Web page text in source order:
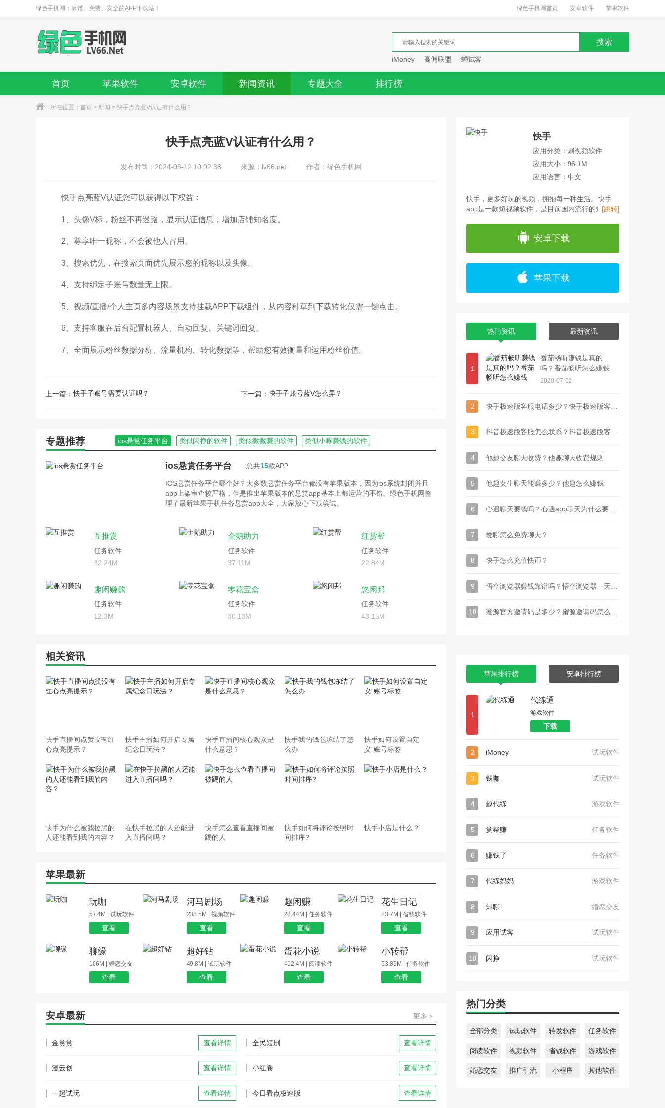
绿色手机网：靠谱、免费、安全的APP下载站！ 绿色手机网首页 安卓软件 苹果软件
iMoney 高佣联盟 蝉试客
首页 苹果软件 安卓软件 新闻资讯 专题大全 排行榜
所在位置： 首页 > 新闻 > 快手点亮蓝V认证有什么用？
快手点亮蓝V认证有什么用？
发布时间：2024-08-12 10:02:38 来源：lv66.net 作者：绿色手机网
快手点亮蓝V认证您可以获得以下权益：
1、头像V标，粉丝不再迷路，显示认证信息，增加店铺知名度。
2、尊享唯一昵称，不会被他人冒用。
3、搜索优先，在搜索页面优先展示您的昵称以及头像。
4、支持绑定子账号数量无上限。
5、视频/直播/个人主页多内容场景支持挂载APP下载组件，从内容种草到下载转化仅需一键点击。
6、支持客服在后台配置机器人、自动回复、关键词回复。
7、全面展示粉丝数据分析、流量机构、转化数据等，帮助您有效衡量和运用粉丝价值。
上一篇： 快手子账号需要认证吗？ 下一篇： 快手子账号蓝V怎么弄？
专题推荐 ios悬赏任务平台 类似闪挣的软件 类似微微赚的软件 类似小啄赚钱的软件
ios悬赏任务平台 总共15款APP
IOS悬赏任务平台哪个好？大多数悬赏任务平台都没有苹果版本，因为ios系统封闭并且
app上架审查较严格，但是推出苹果版本的悬赏app基本上都运营的不错。绿色手机网整
理了最新苹果手机任务悬赏app大全，大家放心下载尝试。
互推赏
任务软件
32.24M
企鹅助力
任务软件
37.11M
红赏帮
任务软件
22.84M
趣闲赚购
任务软件
12.3M
零花宝盒
任务软件
30.13M
悠闲邦
任务软件
43.15M
相关资讯
快手直播间点赞没有红
心点亮提示？
快手主播如何开启专属
纪念日玩法？
快手直播间核心观众是
什么意思？
快手我的钱包冻结了怎
么办
快手如何设置自定
义“账号标签”
快手为什么被我拉黑的
人还能看到我的内容？
在快手拉黑的人还能进
入直播间吗？
快手怎么查看直播间被
踢的人
快手如何将评论按照时
间排序?
快手小店是什么？
苹果最新
玩咖
57.4M | 试玩软件
查看
河马剧场
238.5M | 视频软件
查看
趣闲赚
28.44M | 任务软件
查看
花生日记
83.7M | 省钱软件
查看
聊缘
106M | 婚恋交友
查看
超好钻
49.8M | 试玩软件
查看
蛋花小说
412.4M | 阅读软件
查看
小转帮
53.85M | 任务软件
查看
安卓最新 更多 >
金赏赏 查看详情 全民短剧 查看详情
漫云创 查看详情 小红卷 查看详情
一起试玩 查看详情 今日看点极速版 查看详情
快手
应用分类：刷视频软件
应用大小：96.1M
应用语言：中文
快手，更多好玩的视频，拥抱每一种生活。快手
app是一款短视频软件，是目前国内流行的短视频
[跳转]
安卓下载
苹果下载
热门资讯 最新资讯
1
番茄畅听赚钱是真的
吗？番茄畅听怎么赚钱
2020-07-02
2
3
4 他趣交友聊天收费？他趣聊天收费规则
5 他趣女生聊天能赚多少？他趣怎么赚钱
6
7 爱聊怎么免费聊天？
8 快手怎么充值快币？
9
10
苹果排行榜 安卓排行榜
1
代练通
游戏软件
下载
2 iMoney 试玩软件
3 钱咖 试玩软件
4 趣代练 游戏软件
5 赏帮赚 任务软件
6 赚钱了 任务软件
7 代练妈妈 游戏软件
8 知聊 婚恋交友
9 应用试客 试玩软件
10 闪挣 试玩软件
热门分类
全部分类 试玩软件 转发软件 任务软件
阅读软件 视频软件 省钱软件 游戏软件
婚恋交友 推广引流 小程序 其他软件